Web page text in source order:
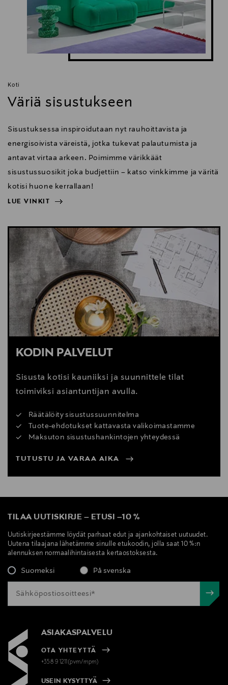
Koti
Väriä sisustukseen
Sisustuksessa inspiroidutaan nyt rauhoittavista ja
energisoivista väreistä, jotka tukevat palautumista ja
antavat virtaa arkeen. Poimimme värikkäät
sisustussuosikit joka budjettiin – katso vinkkimme ja väritä
kotisi huone kerrallaan!
LUE VINKIT
LUE VINKIT
KODIN PALVELUT
Sisusta kotisi kauniiksi ja suunnittele tilat
toimiviksi asiantuntijan avulla.
Räätälöity sisustussuunnitelma
Tuote-ehdotukset kattavasta valikoimastamme
Maksuton sisustushankintojen yhteydessä
TUTUSTU JA VARAA AIKA
TILAA UUTISKIRJE – ETUSI –10 %
Uutiskirjeestämme löydät parhaat edut ja ajankohtaiset uutuudet.
Uutena tilaajana lähetämme sinulle etukoodin, jolla saat 10 %:n
alennuksen normaalihintaisesta kertaostoksesta.
Suomeksi På svenska
ASIAKASPALVELU
OTA YHTEYTTÄ
+358 9 1211(pvm/mpm)
USEIN KYSYTTYÄ